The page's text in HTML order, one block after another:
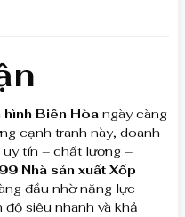
hình Biên Hòa ngày càng
cạnh tranh này, doanh
tín – chất lượng –
Nhà sản xuất Xốp
đầu nhờ năng lực
siêu nhanh và khả